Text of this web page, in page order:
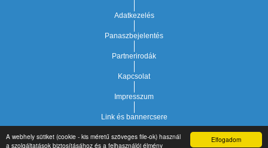
Elfogadom
A webhely sütiket (cookie - kis méretű szöveges file-ok) használ
a szolgáltatások biztosításához és a felhasználói élmény
Adatkezelés
Panaszbejelentés
Partnerirodák
Kapcsolat
Impresszum
Link és bannercsere
Copyright © 2021.Vár-Köz Kft. - Ingatlan nyilvántartó, ügyviteli és